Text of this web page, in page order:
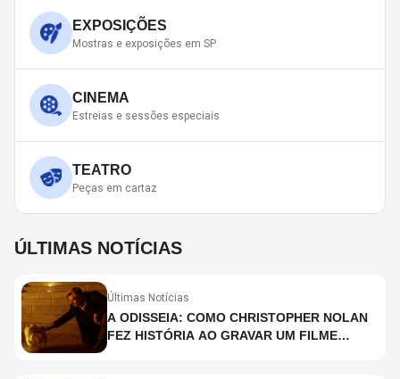
EXPOSIÇÕES
Mostras e exposições em SP
CINEMA
Estreias e sessões especiais
TEATRO
Peças em cartaz
ÚLTIMAS NOTÍCIAS
Últimas Notícias
A ODISSEIA: COMO CHRISTOPHER NOLAN
FEZ HISTÓRIA AO GRAVAR UM FILME